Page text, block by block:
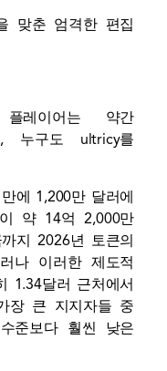
맞춘 엄격한 편집
레이어는 약간
, 누구도 ultricy를
에 1,200만 달러에
약 14억 2,000만
지 2026년 토큰의
나 이러한 제도적
1.34달러 근처에서
장 큰 지지자들 중
준보다 훨씬 낮은